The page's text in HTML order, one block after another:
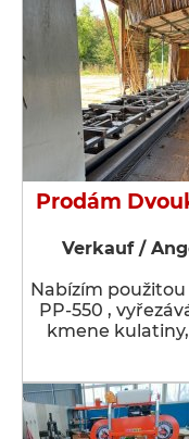
Prodám
Verkauf /
Nabízím
PP-550 ,
kmene